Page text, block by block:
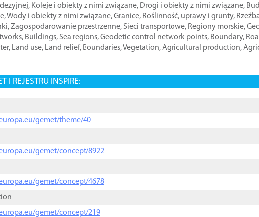
, Koleje i obiekty z nimi związane, Drogi i obiekty z nimi związane,
,Wody i obiekty z nimi związane,Granice, Roślinność, uprawy i grunty,
,Zagospodarowanie przestrzenne, Sieci transportowe, Regiony morskie,
, Buildings, Sea regions,Geodetic control network points, Boundary,
, Land use, Land relief, Boundaries,Vegetation,Agricultural production,
I REJESTRU INSPIRE:
gemet/theme/40
gemet/concept/8922
gemet/concept/4678
gemet/concept/219